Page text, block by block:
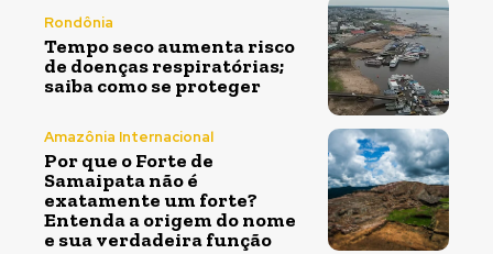
Rondônia
Tempo seco aumenta risco
de doenças respiratórias;
saiba como se proteger
Amazônia Internacional
Por que o Forte de
Samaipata não é
exatamente um forte?
Entenda a origem do nome
e sua verdadeira função